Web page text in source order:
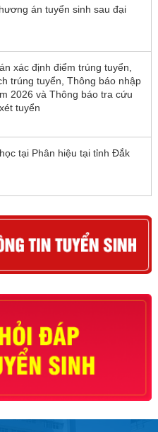
án tuyển sinh sau đại
xác định điểm trúng tuyển,
trúng tuyển, Thông báo nhập
2026 và Thông báo tra cứu
tuyển
tại Phân hiệu tại tỉnh Đắk